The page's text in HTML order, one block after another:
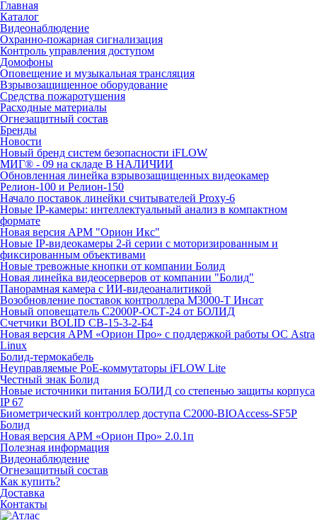
Главная
Каталог
Видеонаблюдение
Охранно-пожарная сигнализация
Контроль управления доступом
Домофоны
Оповещение и музыкальная трансляция
Взрывозащищенное оборудование
Средства пожаротушения
Расходные материалы
Огнезащитный состав
Бренды
Новости
Новый бренд систем безопасности iFLOW
МИГ® - 09 на складе В НАЛИЧИИ
Обновленная линейка взрывозащищенных видеокамер
Релион-100 и Релион-150
Начало поставок линейки считывателей Proxy-6
Новые IP-камеры: интеллектуальный анализ в компактном
формате
Новая версия АРМ "Орион Икс"
Новые IP-видеокамеры 2-й серии с моторизированным и
фиксированным объективами
Новые тревожные кнопки от компании Болид
Новая линейка видеосерверов от компании "Болид"
Панорамная камера с ИИ-видеоаналитикой
Возобновление поставок контроллера М3000-Т Инсат
Новый оповещатель С2000Р-ОСТ-24 от БОЛИД
Счетчики BOLID СВ-15-3-2-Б4
Новая версия АРМ «Орион Про» с поддержкой работы ОС Astra
Linux
Болид-термокабель
Неуправляемые PoE-коммутаторы iFLOW Lite
Честный знак Болид
Новые источники питания БОЛИД со степенью защиты корпуса
IP 67
Биометрический контроллер доступа С2000-BIOAccess-SF5P
Болид
Новая версия АРМ «Орион Про» 2.0.1п
Полезная информация
Видеонаблюдение
Огнезащитный состав
Как купить?
Доставка
Контакты